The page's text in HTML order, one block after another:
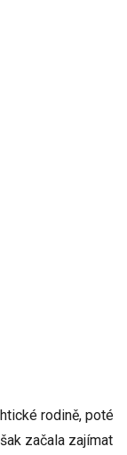
rodině, poté
začala zajímat